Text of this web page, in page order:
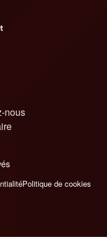
nous
Politique de cookies